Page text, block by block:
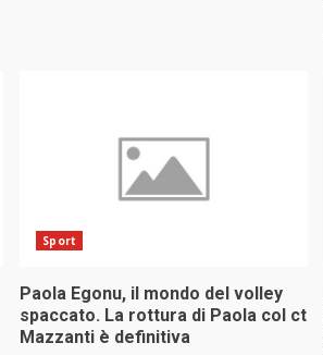
Sport
Paola Egonu, il mondo del volley
spaccato. La rottura di Paola col ct
Mazzanti è definitiva